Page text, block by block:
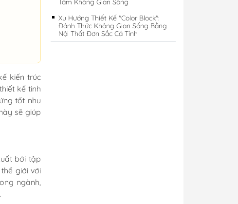
kiến trúc
kế tinh
tốt nhu
sẽ giúp
bởi tập
giới với
ngành,
Tầm Không Gian Sống
Xu Hướng Thiết Kế "Color Block":
Đánh Thức Không Gian Sống Bằng
Nội Thất Đơn Sắc Cá Tính